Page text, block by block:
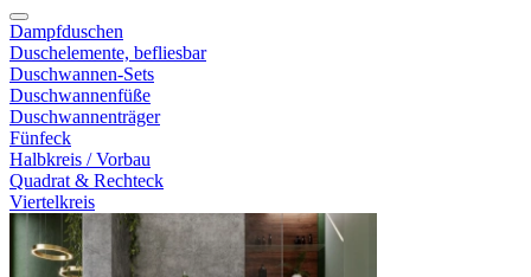
Dampfduschen
Duschelemente, befliesbar
Duschwannen-Sets
Duschwannenfüße
Duschwannenträger
Fünfeck
Halbkreis / Vorbau
Quadrat & Rechteck
Viertelkreis